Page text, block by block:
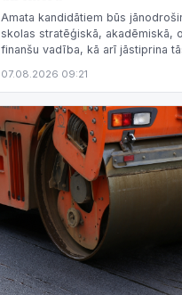
Amata kandidātiem būs
skolas stratēģiskā, akadēmiskā,
finanšu vadība, kā arī jāstiprina
07.08.2026 09:21